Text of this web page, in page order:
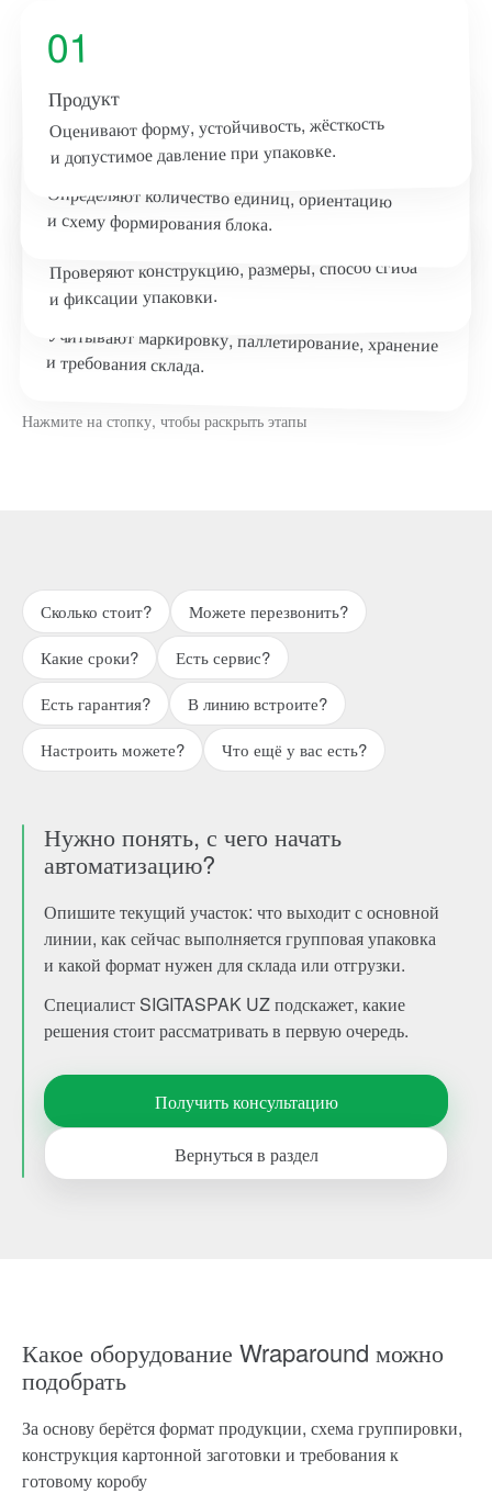
01
Продукт
Оценивают форму, устойчивость, жёсткость
и допустимое давление при упаковке.
02
Группировка
Определяют количество единиц, ориентацию
и схему формирования блока.
03
Картонная заготовка
Проверяют конструкцию, размеры, способ сгиба
и фиксации упаковки.
Линия после упаковки
Учитывают маркировку, паллетирование, хранение
и требования склада.
Нажмите на стопку, чтобы раскрыть этапы
Сколько стоит?
Можете перезвонить?
Какие сроки?
Есть сервис?
Есть гарантия?
В линию встроите?
Настроить можете?
Что ещё у вас есть?
Нужно понять, с чего начать
автоматизацию?
Опишите текущий участок: что выходит с основной
линии, как сейчас выполняется групповая упаковка
и какой формат нужен для склада или отгрузки.
Специалист SIGITASPAK UZ подскажет, какие
решения стоит рассматривать в первую очередь.
Получить консультацию
Вернуться в раздел
Какое оборудование Wraparound можно
подобрать
За основу берётся формат продукции, схема группировки,
конструкция картонной заготовки и требования к
готовому коробу